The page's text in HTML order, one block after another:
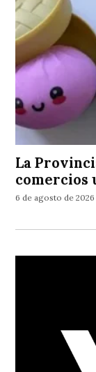
La
comercios
6 de agosto de 2026